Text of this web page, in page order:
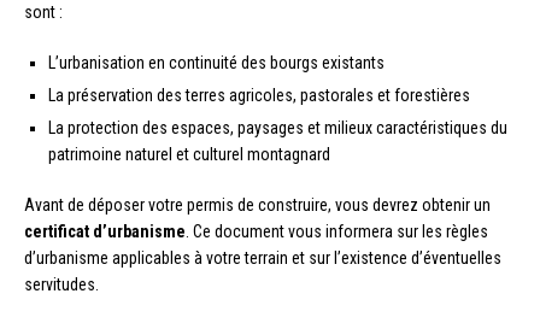
sont :
L’urbanisation en continuité des bourgs existants
La préservation des terres agricoles, pastorales et forestières
La protection des espaces, paysages et milieux caractéristiques du
patrimoine naturel et culturel montagnard
Avant de déposer votre permis de construire, vous devrez obtenir un
certificat d’urbanisme . Ce document vous informera sur les règles
d’urbanisme applicables à votre terrain et sur l’existence d’éventuelles
servitudes.